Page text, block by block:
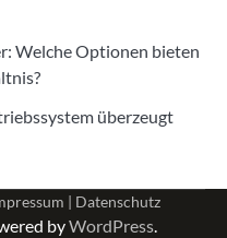
Welche Optionen bieten
überzeugt
| Datenschutz
byWordPress.